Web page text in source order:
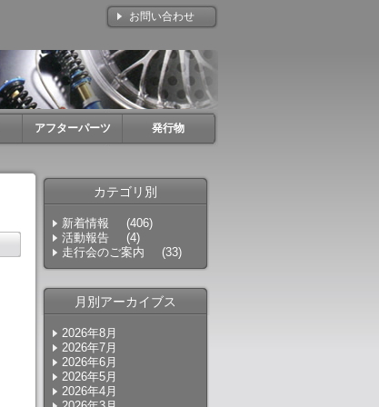
お問い合わせ
アフターパーツ 発行物
カテゴリ別
新着情報
(406)
活動報告
(4)
走行会のご案内
(33)
月別アーカイブス
2026年8月
2026年7月
2026年6月
2026年5月
2026年4月